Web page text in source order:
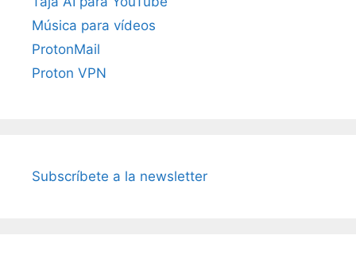
Música para vídeos
ProtonMail
Proton VPN
Subscríbete a la newsletter